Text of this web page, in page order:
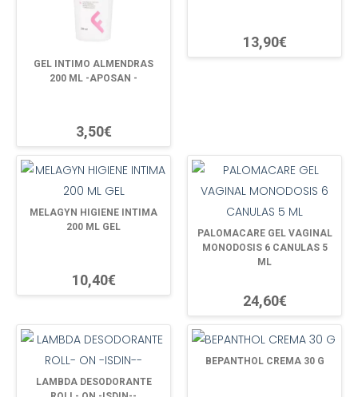
GEL INTIMO ALMENDRAS
200 ML -APOSAN -
3,50€
13,90€
MELAGYN HIGIENE INTIMA
200 ML GEL
10,40€
PALOMACARE GEL VAGINAL
MONODOSIS 6 CANULAS 5
ML
24,60€
LAMBDA DESODORANTE
BEPANTHOL CREMA 30 G